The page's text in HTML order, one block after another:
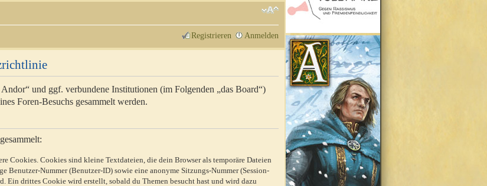
Registrieren Anmelden
und ggf. verbundene Institutionen (im Folgenden „das Board“)
Foren-Besuchs gesammelt werden.
Cookies. Cookies sind kleine Textdateien, die dein Browser als temporäre Dateien
Benutzer-Nummer (Benutzer-ID) sowie eine anonyme Sitzungs-Nummer (Session-
Ein drittes Cookie wird erstellt, sobald du Themen besucht hast und wird dazu